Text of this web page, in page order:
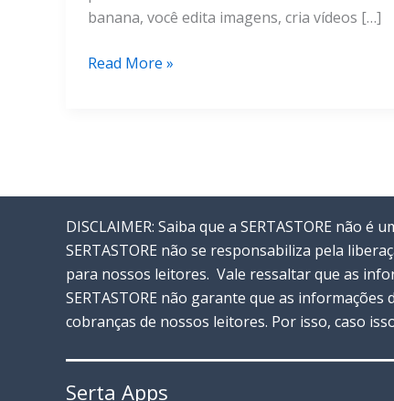
banana, você edita imagens, cria vídeos […]
IA
Começar
Read More »
DISCLAIMER: Saiba que a SERTASTORE não
SERTASTORE não se responsabiliza pela
para nossos leitores. Vale ressaltar que as
SERTASTORE não garante que as
cobranças de nossos leitores. Por isso, caso
Serta Apps